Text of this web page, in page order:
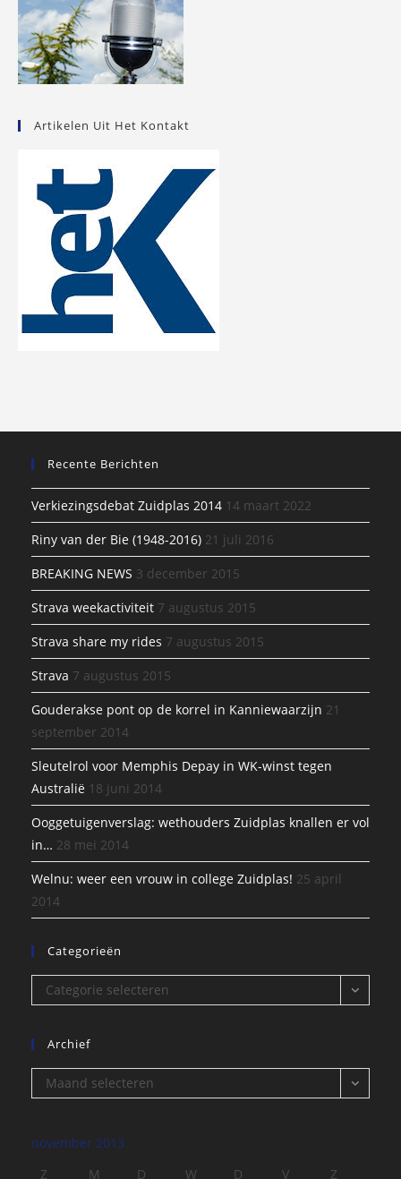
Artikelen Uit Het Kontakt
Recente Berichten
Verkiezingsdebat Zuidplas 2014 14 maart 2022
Riny van der Bie (1948-2016) 21 juli 2016
BREAKING NEWS 3 december 2015
Strava weekactiviteit 7 augustus 2015
Strava share my rides 7 augustus 2015
Strava 7 augustus 2015
Gouderakse pont op de korrel in Kanniewaarzijn 21
september 2014
Sleutelrol voor Memphis Depay in WK-winst tegen
Australië 18 juni 2014
Ooggetuigenverslag: wethouders Zuidplas knallen er vol
in… 28 mei 2014
Welnu: weer een vrouw in college Zuidplas! 25 april
2014
Categorieën
Categorieën
Categorie selecteren
Archief
Archief
Maand selecteren
november 2013
Z
M D W D V Z